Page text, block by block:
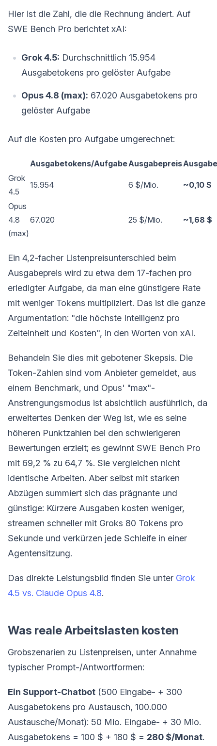
Hier ist die Zahl, die die Rechnung ändert. Auf
SWE Bench Pro berichtet xAI:
Grok 4.5: Durchschnittlich 15.954
Ausgabetokens pro gelöster Aufgabe
Opus 4.8 (max): 67.020 Ausgabetokens pro
gelöster Aufgabe
Auf die Kosten pro Aufgabe umgerechnet:
Ausgabetokens/AufgabeAusgabepreis
Grok
4.5
15.954 6 $/Mio. ~0,10 $
Opus
4.8
(max)
67.020 25 $/Mio. ~1,68 $
Ein 4,2-facher Listenpreisunterschied beim
Ausgabepreis wird zu etwa dem 17-fachen pro
erledigter Aufgabe, da man eine günstigere Rate
mit weniger Tokens multipliziert. Das ist die ganze
Argumentation: "die höchste Intelligenz pro
Zeiteinheit und Kosten", in den Worten von xAI.
Behandeln Sie dies mit gebotener Skepsis. Die
Token-Zahlen sind vom Anbieter gemeldet, aus
einem Benchmark, und Opus' "max"-
Anstrengungsmodus ist absichtlich ausführlich, da
erweitertes Denken der Weg ist, wie es seine
höheren Punktzahlen bei den schwierigeren
Bewertungen erzielt; es gewinnt SWE Bench Pro
mit 69,2 % zu 64,7 %. Sie vergleichen nicht
identische Arbeiten. Aber selbst mit starken
Abzügen summiert sich das prägnante und
günstige: Kürzere Ausgaben kosten weniger,
streamen schneller mit Groks 80 Tokens pro
Sekunde und verkürzen jede Schleife in einer
Agentensitzung.
Das direkte Leistungsbild finden Sie unter Grok
4.5 vs. Claude Opus 4.8.
Was reale Arbeitslasten kosten
Grobszenarien zu Listenpreisen, unter Annahme
typischer Prompt-/Antwortformen:
Ein Support-Chatbot (500 Eingabe- + 300
Ausgabetokens pro Austausch, 100.000
Austausche/Monat): 50 Mio. Eingabe- + 30 Mio.
Ausgabetokens = 100 $ + 180 $ = 280 $/Monat.